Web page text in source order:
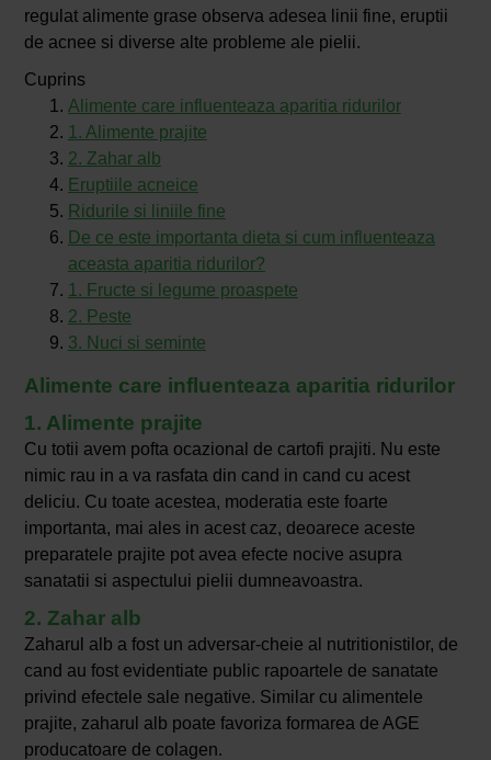
regulat alimente grase observa adesea linii fine, eruptii
de acnee si diverse alte probleme ale pielii.
Cuprins
Alimente care influenteaza aparitia ridurilor
1. Alimente prajite
2. Zahar alb
Eruptiile acneice
Ridurile si liniile fine
De ce este importanta dieta si cum influenteaza
aceasta aparitia ridurilor?
1. Fructe si legume proaspete
2. Peste
3. Nuci si seminte
Alimente care influenteaza aparitia ridurilor
1. Alimente prajite
Cu totii avem pofta ocazional de cartofi prajiti. Nu este
nimic rau in a va rasfata din cand in cand cu acest
deliciu. Cu toate acestea, moderatia este foarte
importanta, mai ales in acest caz, deoarece aceste
preparatele prajite pot avea efecte nocive asupra
sanatatii si aspectului pielii dumneavoastra.
2. Zahar alb
Zaharul alb a fost un adversar-cheie al nutritionistilor, de
cand au fost evidentiate public rapoartele de sanatate
privind efectele sale negative. Similar cu alimentele
prajite, zaharul alb poate favoriza formarea de AGE
producatoare de colagen.